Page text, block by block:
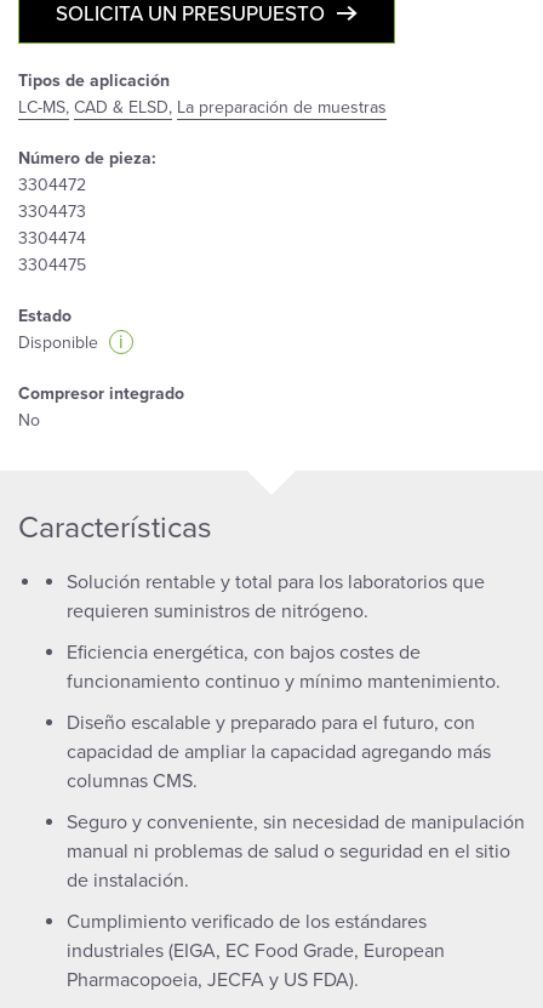
Tipos de aplicación
LC-MS, CAD & ELSD, La preparación de muestras
Número de pieza:
3304472
3304473
3304474
3304475
Estado
Disponible
i
Compresor integrado
No
SOLICITA UN PRESUPUESTO
Características
Solución rentable y total para los laboratorios que
requieren suministros de nitrógeno.
Eficiencia energética, con bajos costes de
funcionamiento continuo y mínimo mantenimiento.
Diseño escalable y preparado para el futuro, con
capacidad de ampliar la capacidad agregando más
columnas CMS.
Seguro y conveniente, sin necesidad de manipulación
manual ni problemas de salud o seguridad en el sitio
de instalación.
Cumplimiento verificado de los estándares
industriales (EIGA, EC Food Grade, European
Pharmacopoeia, JECFA y US FDA).